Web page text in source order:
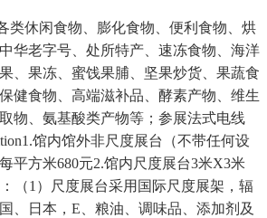
休闲食物、膨化食物、便利食物、烘
华老字号、处所特产、速冻食物、海洋
、果冻、蜜饯果脯、坚果炒货、果蔬食
健食物、高端滋补品、酵素产物、维生
物、氨基酸类产物等；参展法式电线
馆内馆外非尺度展台（不带任何设
平方米680元2.馆内尺度展台3米X3米
（1）尺度展台采用国际尺度展架，辐
、日本，E、粮油、调味品、添加剂及